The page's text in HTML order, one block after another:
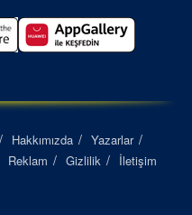
Hakkımızda
Yazarlar
Reklam Gizlilik İletişim